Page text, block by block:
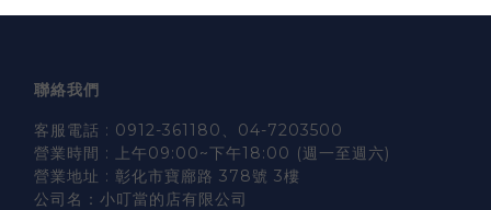
聯絡我們
客服電話 : 0912-361180、04-7203500
營業時間 : 上午09:00~下午18:00 (週一至週六)
營業地址 : 彰化市寶廍路 378號 3樓
公司名：小叮當的店有限公司